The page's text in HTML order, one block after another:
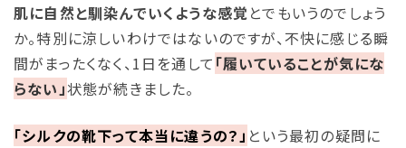
肌に自然と馴染んでいくような感覚 とでもいうのでしょう
か。特別に涼しいわけではないのですが、不快に感じる瞬
間がまったくなく、1日を通して 「履いていることが気にな
らない」状態が続きました。
「シルクの靴下って本当に違うの？」 という最初の疑問に